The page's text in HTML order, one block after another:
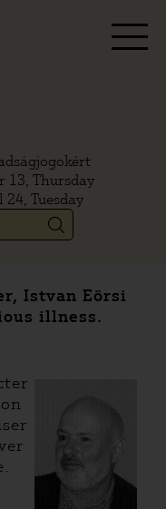
13, Thursday
Tuesday
Istvan Eörsi
illness.